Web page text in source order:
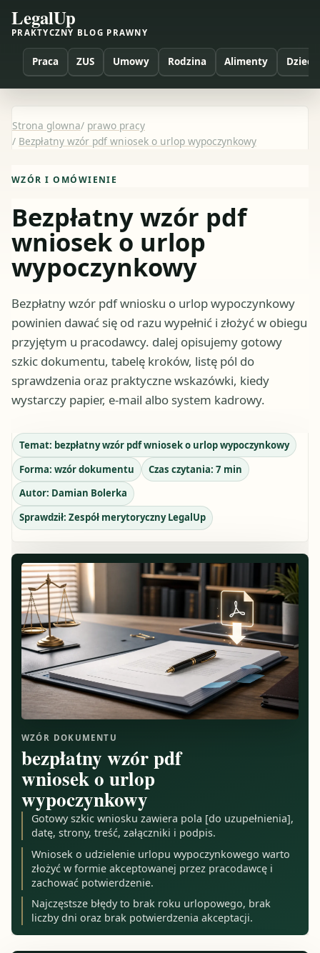
LegalUp
PRAKTYCZNY BLOG PRAWNY
Praca ZUS Umowy Rodzina Alimenty Dzieci
Strona glowna/ prawo pracy
/ Bezpłatny wzór pdf wniosek o urlop wypoczynkowy
WZÓR I OMÓWIENIE
Bezpłatny wzór pdf
wniosek o urlop
wypoczynkowy
Bezpłatny wzór pdf wniosku o urlop wypoczynkowy
powinien dawać się od razu wypełnić i złożyć w obiegu
przyjętym u pracodawcy. dalej opisujemy gotowy
szkic dokumentu, tabelę kroków, listę pól do
sprawdzenia oraz praktyczne wskazówki, kiedy
wystarczy papier, e-mail albo system kadrowy.
Temat: bezpłatny wzór pdf wniosek o urlop wypoczynkowy
Forma: wzór dokumentu Czas czytania: 7 min
Autor: Damian Bolerka
Sprawdził: Zespół merytoryczny LegalUp
WZÓR DOKUMENTU
bezpłatny wzór pdf
wniosek o urlop
wypoczynkowy
Gotowy szkic wniosku zawiera pola [do uzupełnienia],
datę, strony, treść, załączniki i podpis.
Wniosek o udzielenie urlopu wypoczynkowego warto
złożyć w formie akceptowanej przez pracodawcę i
zachować potwierdzenie.
Najczęstsze błędy to brak roku urlopowego, brak
liczby dni oraz brak potwierdzenia akceptacji.